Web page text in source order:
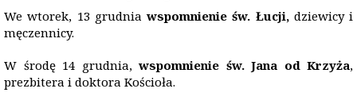
We wtorek, 13 grudnia wspomnienieśw. Łucji, dziewicy i
męczennicy.
W środę 14 grudnia, wspomnienie św. Jana od Krzyża,
prezbitera i doktora Kościoła.